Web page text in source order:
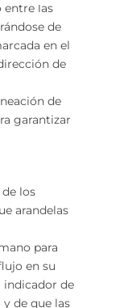
entre las
de
en el
de
de
garantizar
los
arandelas
para
en su
indicador de
de que las